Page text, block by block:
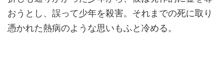
おうとし、誤って少年を殺害。それまでの死に取り
憑かれた熱病のような思いもふと冷める。